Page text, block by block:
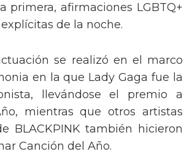
primera, afirmaciones LGBTQ+
de la noche.
se realizó en el marco
en la que Lady Gaga fue la
llevándose el premio a
mientras que otros artistas
BLACKPINK también hicieron
Canción del Año.